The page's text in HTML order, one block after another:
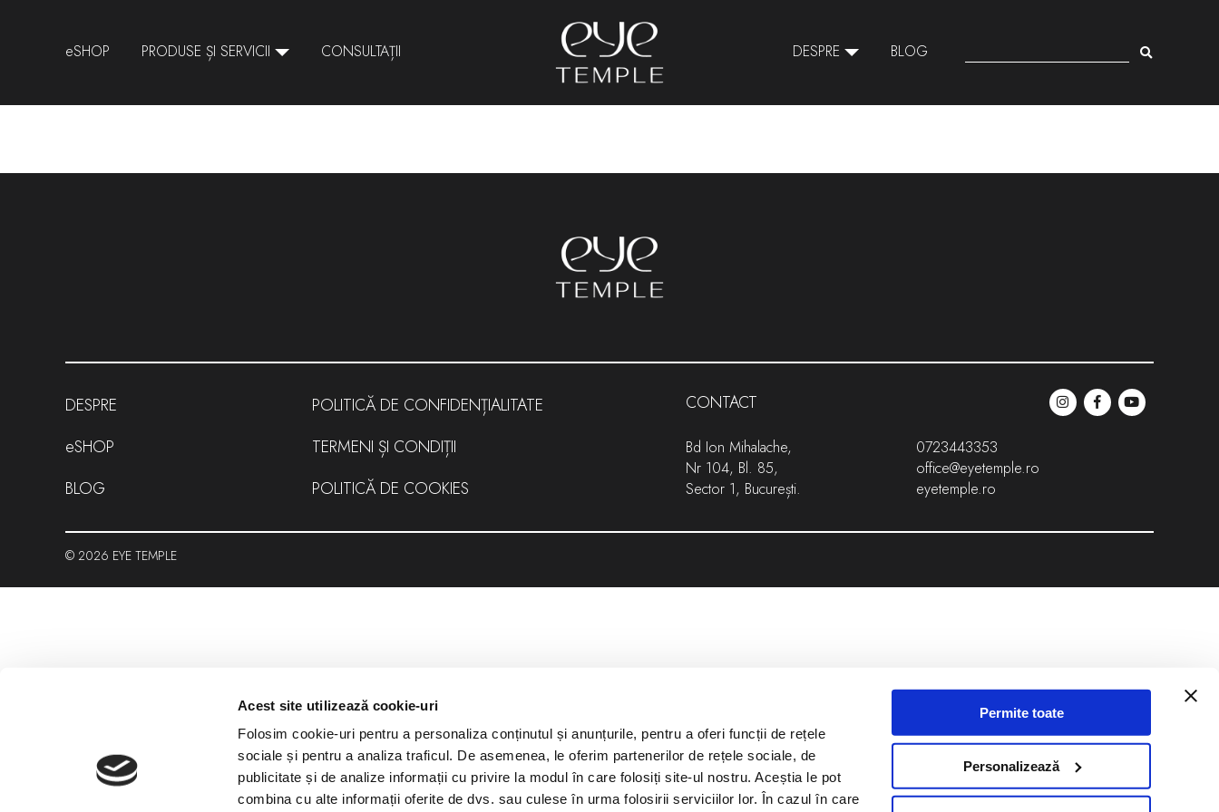
Acest site utilizează cookie-uri
Folosim cookie-uri pentru a personaliza conținutul și anunțurile, pentru a oferi funcții de rețele
sociale și pentru a analiza traficul. De asemenea, le oferim partenerilor de rețele sociale, de
publicitate și de analize informații cu privire la modul în care folosiți site-ul nostru. Aceștia le pot
combina cu alte informații oferite de dvs. sau culese în urma folosirii serviciilor lor. În cazul în care
Permite toate
Personalizează
SHOP PRODUSE ȘI SERVICII CONSULTAȚII DESPRE BLOG
DESPRE
POLITICĂ DE CONFIDENȚIALITATE
SHOP
TERMENI ȘI CONDIȚII
BLOG
POLITICĂ DE COOKIES
CONTACT
Bd Ion Mihalache,
Nr 104, Bl. 85,
Sector 1, București.
0723443353
office@eyetemple.ro
eyetemple.ro
© 2026 EYE TEMPLE